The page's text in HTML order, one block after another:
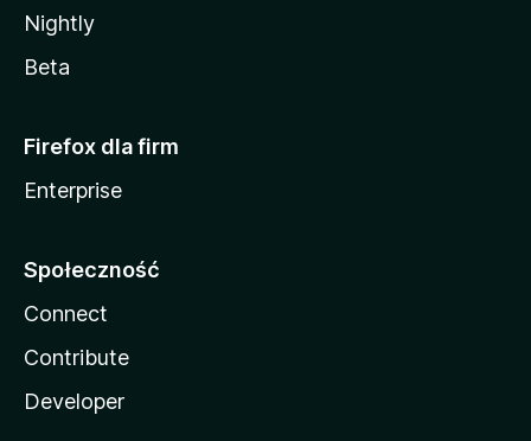
Nightly
Beta
Firefox dla firm
Enterprise
Społeczność
Connect
Contribute
Developer